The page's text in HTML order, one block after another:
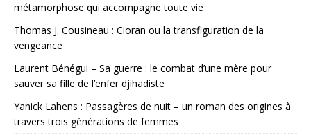
métamorphose qui accompagne toute vie
Thomas J. Cousineau : Cioran ou la transfiguration de la
vengeance
Laurent Bénégui – Sa guerre : le combat d’une mère pour
sauver sa fille de l’enfer djihadiste
Yanick Lahens : Passagères de nuit – un roman des origines à
travers trois générations de femmes